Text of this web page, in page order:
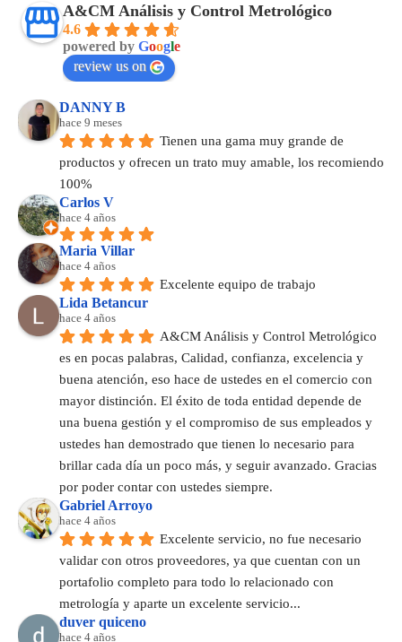
A&CM Análisis y Control Metrológico
4.6
powered by Google
review us on
DANNY B
hace 9 meses
Tienen una gama muy grande de
productos y ofrecen un trato muy amable, los recomiendo
100%
Carlos V
hace 4 años
Maria Villar
hace 4 años
Excelente equipo de trabajo
Lida Betancur
hace 4 años
A&CM Análisis y Control Metrológico
es en pocas palabras, Calidad, confianza, excelencia y
buena atención, eso hace de ustedes en el comercio con
mayor distinción. El éxito de toda entidad depende de
una buena gestión y el compromiso de sus empleados y
ustedes han demostrado que tienen lo necesario para
brillar cada día un poco más, y seguir avanzado. Gracias
por poder contar con ustedes siempre.
Gabriel Arroyo
hace 4 años
Excelente servicio, no fue necesario
validar con otros proveedores, ya que cuentan con un
portafolio completo para todo lo relacionado con
metrología y aparte un excelente servicio...
duver quiceno
hace 4 años